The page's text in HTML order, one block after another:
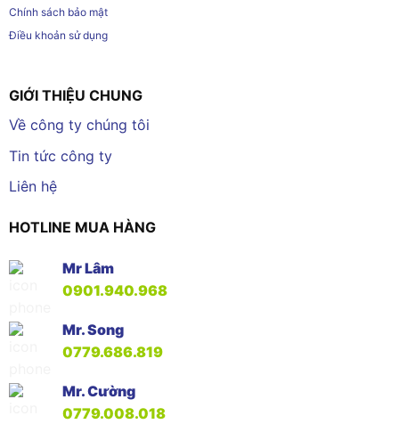
Chính sách bảo mật
Điều khoản sử dụng
GIỚI THIỆU CHUNG
Về công ty chúng tôi
Tin tức công ty
Liên hệ
HOTLINE MUA HÀNG
Mr Lâm
0901.940.968
Mr. Song
0779.686.819
Mr. Cường
0779.008.018